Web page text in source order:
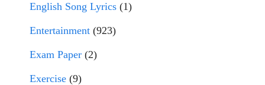
English Song Lyrics (1)
Entertainment (923)
Exam Paper (2)
Exercise (9)